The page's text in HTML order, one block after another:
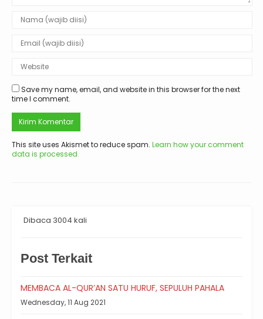
Save my name, email, and website in this browser for the next
time I comment.
This site uses Akismet to reduce spam. Learn how your comment
data is processed.
Dibaca 3004 kali
Post Terkait
MEMBACA AL-QUR’AN SATU HURUF, SEPULUH PAHALA
Wednesday, 11 Aug 2021